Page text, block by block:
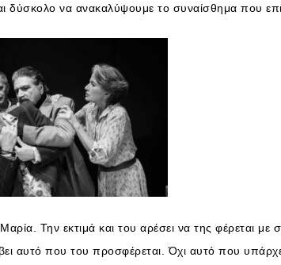
δύσκολο να ανακαλύψουμε το συναίσθημα που
Την εκτιμά και του αρέσει να της φέρεται με
αυτό που του προσφέρεται. Όχι αυτό που